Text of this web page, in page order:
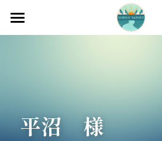
ホーム
牡蠣販売
平沼　様